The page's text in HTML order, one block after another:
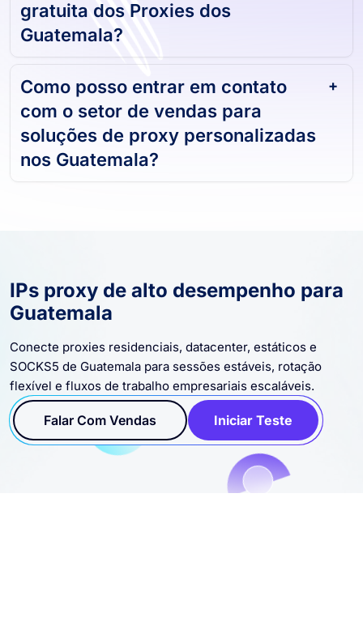
gratuita dos Proxies dos
Guatemala?
Como posso entrar em contato
com o setor de vendas para
soluções de proxy personalizadas
nos Guatemala?
IPs proxy de alto desempenho para
Guatemala
Conecte proxies residenciais, datacenter, estáticos e
SOCKS5 de Guatemala para sessões estáveis, rotação
flexível e fluxos de trabalho empresariais escaláveis.
Falar Com Vendas Iniciar Teste